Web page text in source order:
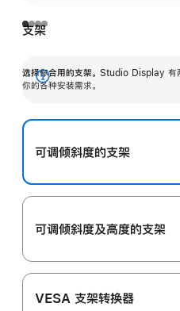
支架
选择你合用的支架。 Studio Display 有
你的各种安装需求。
展
可调倾斜度的支架
可调倾斜度及高‍度的支‍架
VESA 支架转换器